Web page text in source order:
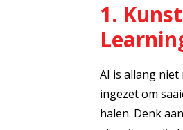
1.
AI is allang
ingezet om
halen. Denk